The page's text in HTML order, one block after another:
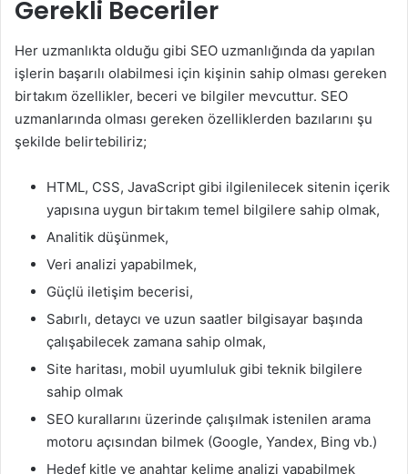
Gerekli Beceriler
Her uzmanlıkta olduğu gibi SEO uzmanlığında da yapılan
işlerin başarılı olabilmesi için kişinin sahip olması gereken
birtakım özellikler, beceri ve bilgiler mevcuttur. SEO
uzmanlarında olması gereken özelliklerden bazılarını şu
şekilde belirtebiliriz;
HTML, CSS, JavaScript gibi ilgilenilecek sitenin içerik
yapısına uygun birtakım temel bilgilere sahip olmak,
Analitik düşünmek,
Veri analizi yapabilmek,
Güçlü iletişim becerisi,
Sabırlı, detaycı ve uzun saatler bilgisayar başında
çalışabilecek zamana sahip olmak,
Site haritası, mobil uyumluluk gibi teknik bilgilere
sahip olmak
SEO kurallarını üzerinde çalışılmak istenilen arama
motoru açısından bilmek (Google, Yandex, Bing vb.)
Hedef kitle ve anahtar kelime analizi yapabilmek